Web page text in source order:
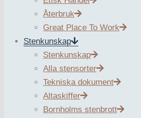
Återbruk
Great Place To Work
Stenkunskap
Stenkunskap
Alla stensorter
Tekniska dokument
Altaskiffer
Bornholms stenbrott
När Stockholms Stad
meter gammal kantsten som
– Det gör det antagligen till det
lanserade vårt erbjudande förra